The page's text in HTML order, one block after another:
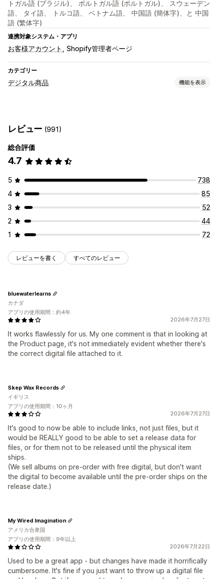
トガル語 (ブラジル)、 ポルトガル語 (ポルトガル)、 スウェーデン
語、 タイ語、 トルコ語、 ベトナム語、 中国語 (簡体字)、と 中国
語 (繁体字)
連携対象システム・アプリ
お客様アカウント Shopify管理者ページ
カテゴリー
デジタル商品 機能を表示
ソフトウェア 動画
ダウンロード管理
メール配信 ダウンロード制限
ファイルセキュリティ
ファイルのホスティング
レビュー (991)
総合評価
4.7
5
738
4
85
3
52
2
44
1
72
レビューを書く すべてのレビュー
2026年7月27日
It works flawlessly for us. My one comment is that in looking at
the Product page, it's not immediately evident whether there's
the correct digital file attached to it.
bluewaterlearns
カナダ
アプリの使用期間：約4年
2026年7月27日
It's good to now be able to include links, not just files, but it
would be REALLY good to be able to set a release data for
files, or for them not to be released until the physical item
ships.
(We sell albums on pre-order with free digital, but don't want
the digital to become available until the pre-order ships on the
release date.)
Skep Wax Records
イギリス
アプリの使用期間：10ヶ月
2026年7月22日
Used to be a great app - but changes have made it horrifically
cumbersome. It's fine if you just want to throw up a digital file
My Wired Imagination
アメリカ合衆国
アプリの使用期間：9年以上